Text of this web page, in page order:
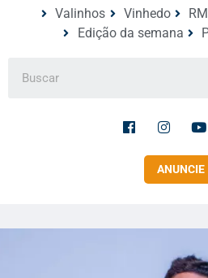
Valinhos Vinhedo
Edição da semana
ANUNCIE